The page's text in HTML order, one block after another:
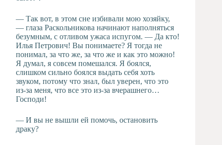
— Так вот, в этом сне избивали мою хозяйку,
— глаза Раскольникова начинают наполняться
безумным, с отливом ужаса испугом. — Да кто!
Илья Петрович! Вы понимаете? Я тогда не
понимал, за что же, за что же и как это можно!
Я думал, я совсем помешался. Я боялся,
слишком сильно боялся выдать себя хоть
звуком, потому что знал, был уверен, что это
из-за меня, что все это из-за вчерашнего…
Господи!
— И вы не вышли ей помочь, остановить
драку?